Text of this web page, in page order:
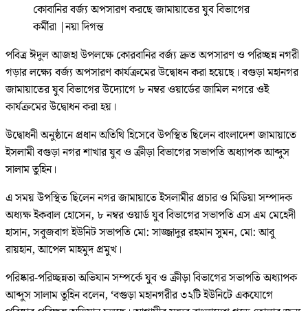
কোবানির বর্জ্য অপসারণ করছে জামায়াতের যুব বিভাগের
কর্মীরা |নয়া দিগন্ত
পবিত্র ঈদুল আজহা উপলক্ষে কোরবানির বর্জ্য দ্রুত অপসারণ ও পরিচ্ছন্ন নগরী
গড়ার লক্ষ্যে বর্জ্য অপসারণ কার্যক্রমের উদ্বোধন করা হয়েছে। বগুড়া মহানগর
জামায়াতের যুব বিভাগের উদ্যোগে ৮ নম্বর ওয়ার্ডের জামিল নগরে ওই
কার্যক্রমের উদ্বোধন করা হয়।
উদ্বোধনী অনুষ্ঠানে প্রধান অতিথি হিসেবে উপস্থিত ছিলেন বাংলাদেশ জামায়াতে
ইসলামী বগুড়া নগর শাখার যুব ও ক্রীড়া বিভাগের সভাপতি অধ্যাপক আব্দুস
সালাম তুহিন।
এ সময় উপস্থিত ছিলেন নগর জামায়াতে ইসলামীর প্রচার ও মিডিয়া সম্পাদক
অধ্যক্ষ ইকবাল হোসেন, ৮ নম্বর ওয়ার্ড যুব বিভাগের সভাপতি এস এম মেহেদী
হাসান, সবুজবাগ ইউনিট সভাপতি মো: সাজ্জাদুর রহমান সুমন, মো: আবু
রায়হান, আপেল মাহমুদ প্রমুখ।
পরিষ্কার-পরিচ্ছন্নতা অভিযান সম্পর্কে যুব ও ক্রীড়া বিভাগের সভাপতি অধ্যাপক
আব্দুস সালাম তুহিন বলেন, ‘বগুড়া মহানগরীর ৩২টি ইউনিটে একযোগে